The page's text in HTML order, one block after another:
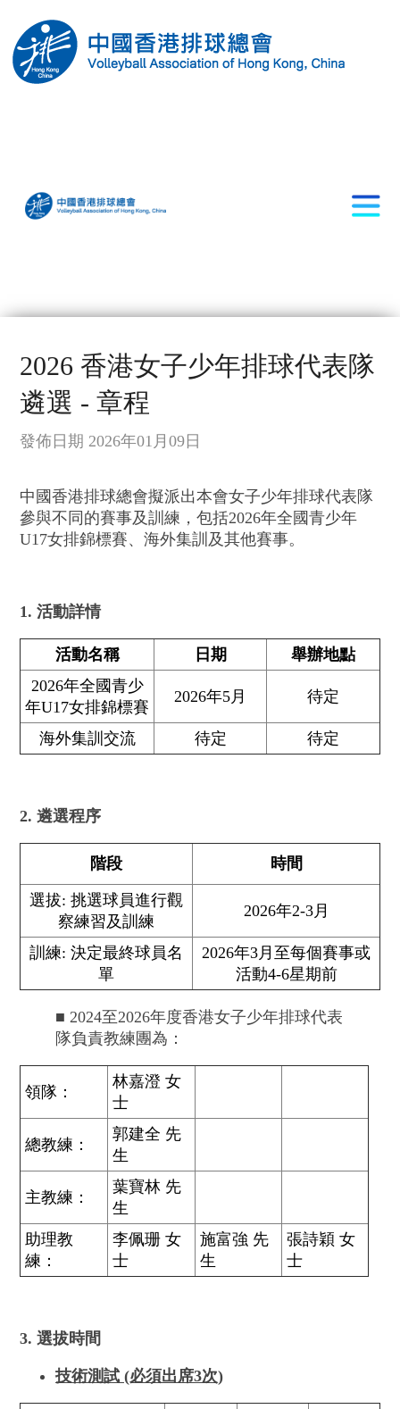
2026 香港女子少年排球代表隊
遴選 - 章程
發佈日期 2026年01月09日
中國香港排球總會擬派出本會女子少年排球代表隊
參與不同的賽事及訓練，包括2026年全國青少年
U17女排錦標賽、海外集訓及其他賽事。
1. 活動詳情
活動名稱 日期
舉辦地點
2026年全國青少
年U17女排錦標賽
2026年5月 待定
海外集訓交流 待定 待定
2. 遴選程序
階段 時間
選拔: 挑選球員進行觀
察練習及訓練
2026年2-3月
訓練: 決定最終球員名
單
2026年3月至每個賽事或
活動4-6星期前
■ 2024至2026年度香港女子少年排球代表
隊負責教練團為：
領隊：
林嘉澄 女
士
總教練：
郭建全 先
生
主教練：
葉寶林 先
生
助理教
練：
李佩珊 女
士
施富強 先
生
張詩穎 女
士
3. 選拔時間
技術測試 (必須出席3次)